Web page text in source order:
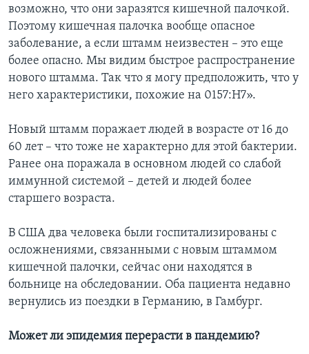
возможно, что они заразятся кишечной палочкой.
Поэтому кишечная палочка вообще опасное
заболевание, а если штамм неизвестен – это еще
более опасно. Мы видим быстрое распространение
нового штамма. Так что я могу предположить, что у
него характеристики, похожие на 0157:H7».
Новый штамм поражает людей в возрасте от 16 до
60 лет – что тоже не характерно для этой бактерии.
Ранее она поражала в основном людей со слабой
иммунной системой – детей и людей более
старшего возраста.
В США два человека были госпитализированы с
осложнениями, связанными с новым штаммом
кишечной палочки, сейчас они находятся в
больнице на обследовании. Оба пациента недавно
вернулись из поездки в Германию, в Гамбург.
Может ли эпидемия перерасти в пандемию?